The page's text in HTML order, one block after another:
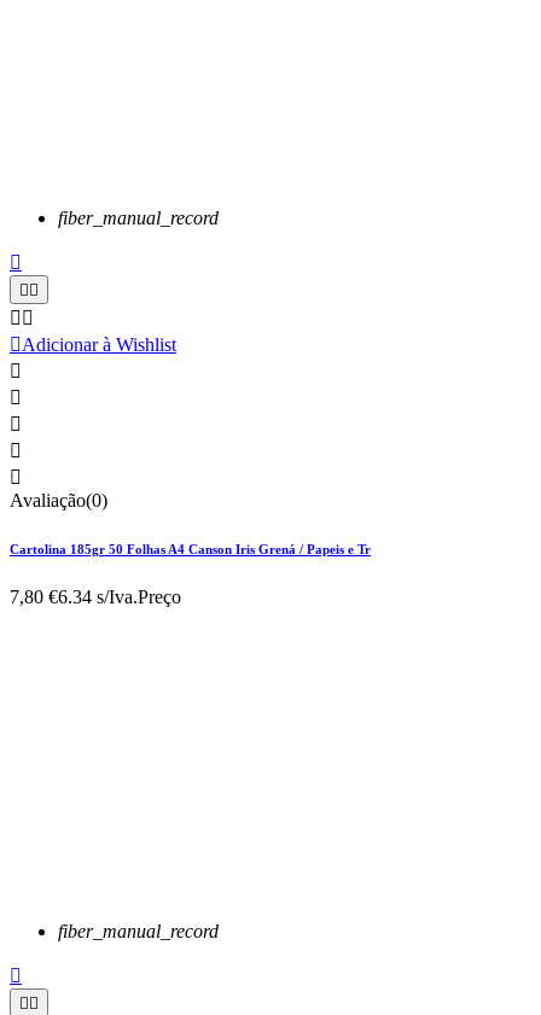
fiber_manual_record

 
 
Adicionar à Wishlist





Avaliação(0)
Cartolina 185gr 50 Folhas A4 Canson Iris Grená / Papeis e Tr
7,80 €6.34 s/Iva.Preço
fiber_manual_record

 